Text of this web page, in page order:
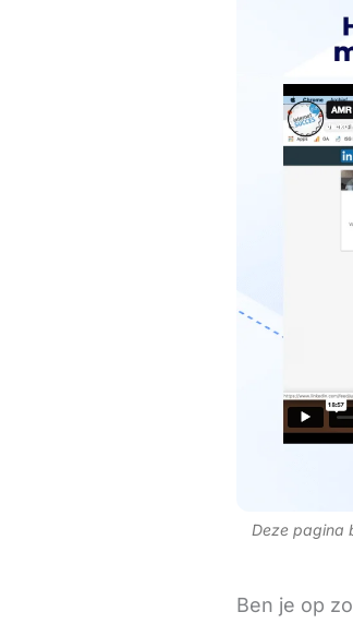
Deze pagina
Ben je op